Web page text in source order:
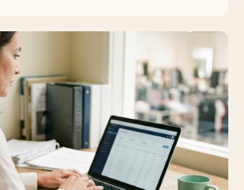
Forrester 2026). Ce comparatif passe en revue 8
les PME françaises et le positionnement de Libeo
mouvement.